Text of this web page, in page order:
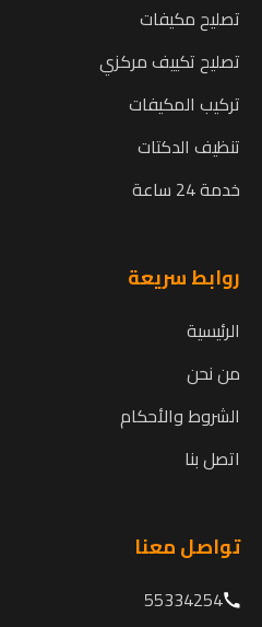
تصليح مكيفات
تصليح تكييف مركزي
تركيب المكيفات
تنظيف الدكتات
خدمة 24 ساعة
روابط سريعة
الرئيسية
من نحن
الشروط والأحكام
اتصل بنا
تواصل معنا
55334254